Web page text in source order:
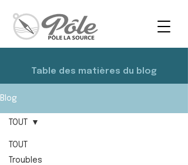
Table des matières du blog
Blog
TOUT
Troubles
TOUT